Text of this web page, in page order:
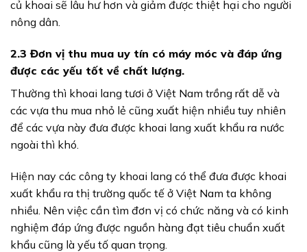
củ khoai sẽ lâu hư hơn và giảm được thiệt hại cho người
nông dân.
2.3 Đơn vị thu mua uy tín có máy móc và đáp ứng
được các yếu tốt về chất lượng.
Thường thì khoai lang tươi ở Việt Nam trồng rất dễ và
các vựa thu mua nhỏ lẻ cũng xuất hiện nhiều tuy nhiên
để các vựa này đưa được khoai lang xuất khẩu ra nước
ngoài thì khó.
Hiện nay các công ty khoai lang có thể đưa được khoai
xuất khẩu ra thị trường quốc tế ở Việt Nam ta không
nhiều. Nên việc cần tìm đơn vị có chức năng và có kinh
nghiệm đáp ứng được nguồn hàng đạt tiêu chuẩn xuất
khẩu cũng là yếu tố quan trọng.